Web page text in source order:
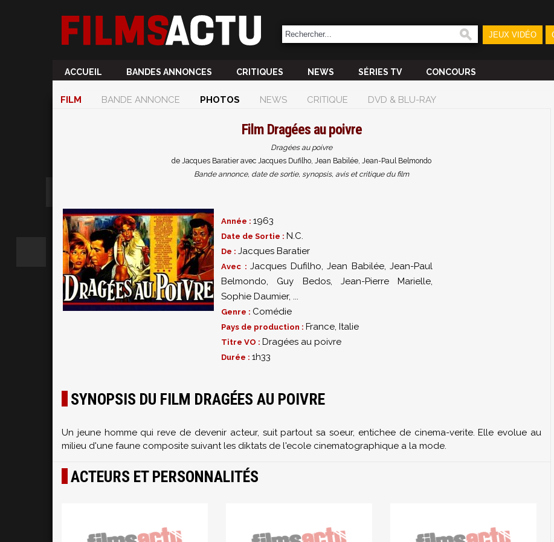
JEUX VIDÉO
ACCUEIL BANDES ANNONCES CRITIQUES NEWS SÉRIES TV CONCOURS
FILM BANDE ANNONCE PHOTOS NEWS CRITIQUE DVD & BLU-RAY
Film Dragées au poivre
Dragées au poivre
de Jacques Baratier avec Jacques Dufilho, Jean Babilée, Jean-Paul Belmondo
Bande annonce, date de sortie, synopsis, avis et critique du film
Année : 1963
Date de Sortie : N.C.
De : Jacques Baratier
Avec : Jacques Dufilho, Jean Babilée, Jean-Paul
Belmondo, Guy Bedos, Jean-Pierre Marielle,
Sophie Daumier, ...
Genre : Comédie
Pays de production : France, Italie
Titre VO : Dragées au poivre
Durée : 1h33
SYNOPSIS DU FILM DRAGÉES AU POIVRE
Un jeune homme qui reve de devenir acteur, suit partout sa soeur, entichee de cinema-verite. Elle evolue au
milieu d'une faune composite suivant les diktats de l'ecole cinematographique a la mode.
ACTEURS ET PERSONNALITÉS